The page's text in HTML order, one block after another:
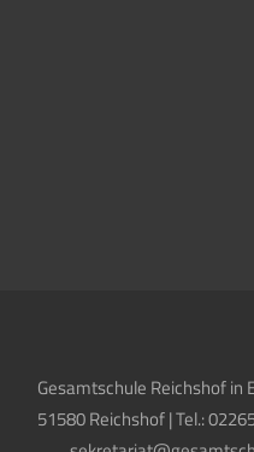
Gesamtschule Reichshof in
51580 Reichshof | Tel.: